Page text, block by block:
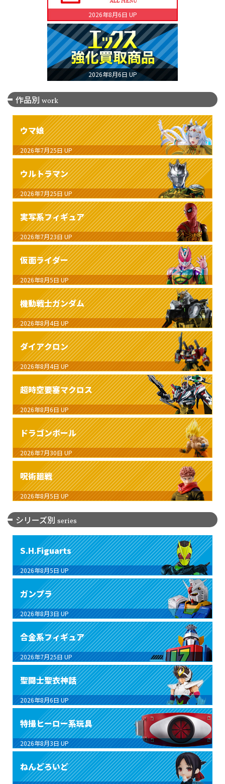
2026年8月6日 UP
2026年8月6日 UP
作品別 work
ウマ娘
2026年7月25日 UP
ウルトラマン
2026年7月25日 UP
実写系フィギュア
2026年7月23日 UP
仮面ライダー
2026年8月5日 UP
機動戦士ガンダム
2026年8月4日 UP
ダイアクロン
2026年8月4日 UP
超時空要塞マクロス
2026年8月6日 UP
ドラゴンボール
2026年7月30日 UP
呪術廻戦
2026年8月5日 UP
シリーズ別 series
S.H.Figuarts
2026年8月5日 UP
ガンプラ
2026年8月3日 UP
合金系フィギュア
2026年7月25日 UP
聖闘士聖衣神話
2026年8月6日 UP
特撮ヒーロー系玩具
2026年8月3日 UP
ねんどろいど